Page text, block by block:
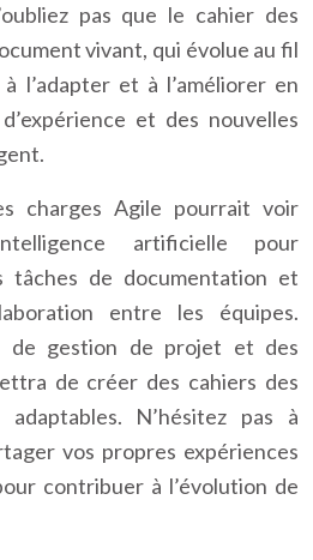
pas que le cahier des
vivant, qui évolue au fil
l’adapter et à l’améliorer en
et des nouvelles
charges Agile pourrait voir
artificielle pour
tâches de documentation et
entre les équipes.
de gestion de projet et des
de créer des cahiers des
N’hésitez pas à
vos propres expériences
contribuer à l’évolution de